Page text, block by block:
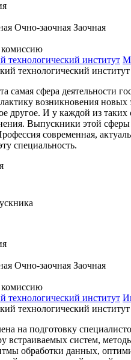
Очно-заочная Заочная
институт
самая сфера деятельности
возникновения
другое. И у каждой из
Выпускники этой
современная,
специальность.
Очно-заочная Заочная
институт
на подготовку
встраиваемых систем,
обработки данных,